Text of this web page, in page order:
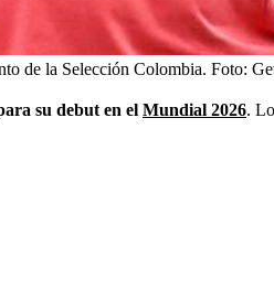
de la Selección Colombia. Foto:
su debut en el Mundial 2026.